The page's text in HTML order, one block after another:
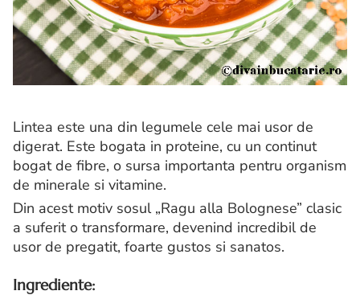
Lintea este una din legumele cele mai usor de
digerat. Este bogata in proteine, cu un continut
bogat de fibre, o sursa importanta pentru organism
de minerale si vitamine.
Din acest motiv sosul „Ragu alla Bolognese” clasic
a suferit o transformare, devenind incredibil de
usor de pregatit, foarte gustos si sanatos.
Ingrediente: